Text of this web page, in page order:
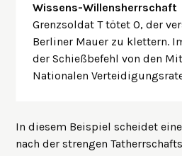
Wissens-Willensherrschaft
Grenzsoldat T tötet O, der
Berliner Mauer zu klettern.
der Schießbefehl von den
Nationalen
In diesem Beispiel scheidet
nach der strengen